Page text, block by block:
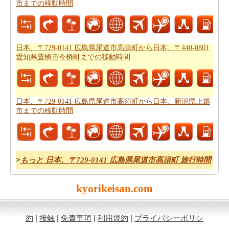
あなたは日本、〒729-0141 広島県尾道市高須町から日
本、神奈川県川崎市までの道路ルートプラン をチェック
することができます。
燃料費は、道路の旅行を計画する際に考慮すべきもう一
つの重要な要因であります。日本、〒729-0141 広島県尾
道市高須町から日本、神奈川県川崎市までの旅行の費用
をしたいですか。
市までの移動時間
日本、〒729-0141 広島県尾道市高須町から日本、〒440-0801
愛知県豊橋市今橋町までの移動時間
日本、〒729-0141 広島県尾道市高須町から日本、新潟県上越
市までの移動時間
> もっと 日本、〒729-0141 広島県尾道市高須町 旅行時間
kyorikeisan.com
約 | 接触 | 免責事項 | 利用規約 | プライバシーポリシ